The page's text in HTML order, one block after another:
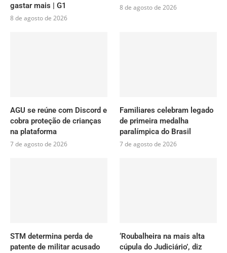
gastar mais | G1
8 de agosto de 2026
8 de agosto de 2026
AGU se reúne com Discord e
cobra proteção de crianças
na plataforma
7 de agosto de 2026
Familiares celebram legado
de primeira medalha
paralímpica do Brasil
7 de agosto de 2026
STM determina perda de
patente de militar acusado
‘Roubalheira na mais alta
cúpula do Judiciário’, diz